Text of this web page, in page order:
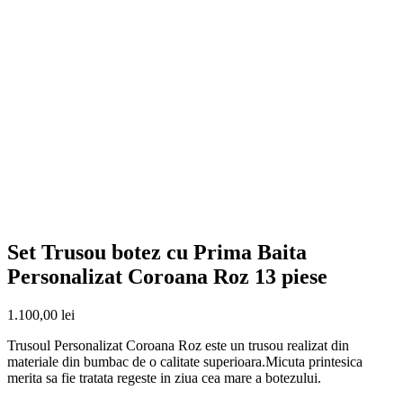
Set Trusou botez cu Prima Baita
Personalizat Coroana Roz 13 piese
1.100,00 lei
Trusoul Personalizat Coroana Roz este un trusou realizat din
materiale din bumbac de o calitate superioara.Micuta printesica
merita sa fie tratata regeste in ziua cea mare a botezului.